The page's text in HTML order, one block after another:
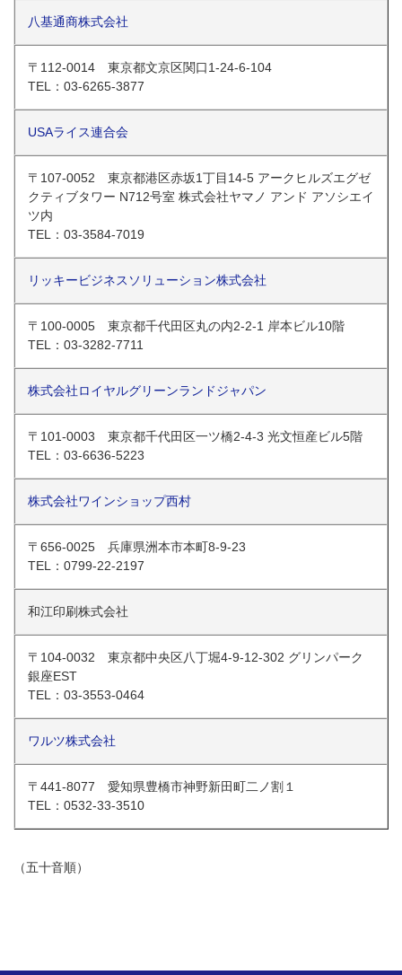
八基通商株式会社
〒112-0014 東京都文京区関口1-24-6-104
TEL：03-6265-3877
USAライス連合会
〒107-0052 東京都港区赤坂1丁目14-5 アークヒルズエグゼ
クティブタワー N712号室 株式会社ヤマノ アンド アソシエイ
ツ内
TEL：03-3584-7019
リッキービジネスソリューション株式会社
〒100-0005 東京都千代田区丸の内2-2-1 岸本ビル10階
TEL：03-3282-7711
株式会社ロイヤルグリーンランドジャパン
〒101-0003 東京都千代田区一ツ橋2-4-3 光文恒産ビル5階
TEL：03-6636-5223
株式会社ワインショップ西村
〒656-0025 兵庫県洲本市本町8-9-23
TEL：0799-22-2197
和江印刷株式会社
〒104-0032 東京都中央区八丁堀4-9-12-302 グリンパーク
銀座EST
TEL：03-3553-0464
ワルツ株式会社
〒441-8077 愛知県豊橋市神野新田町二ノ割１
TEL：0532-33-3510
（五十音順）